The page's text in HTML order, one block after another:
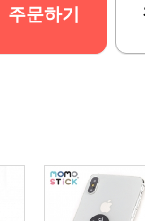
주문하기